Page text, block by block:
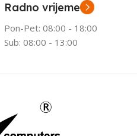
Radno vrijeme
Pon-Pet: 08:00 - 18:00
Sub: 08:00 - 13:00